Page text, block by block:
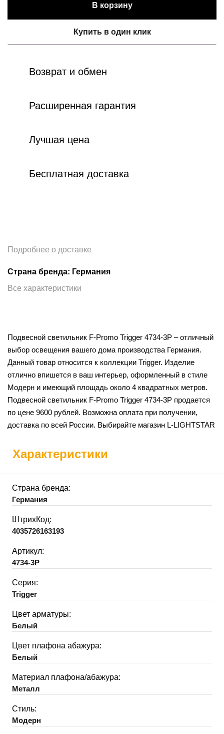
В корзину
Купить в один клик
Возврат и обмен
Расширенная гарантия
Лучшая цена
Бесплатная доставка
Подробнее о доставке
Страна бренда: Германия
Все характеристики
Подвесной светильник F-Promo Trigger 4734-3P – отличный
выбор освещения вашего дома производства Германия.
Данный товар относится к коллекции Trigger. Изделие
отлично впишется в ваш интерьер, оформленный в стиле
Модерн и имеющий площадь около 4 квадратных метров.
Подвесной светильник F-Promo Trigger 4734-3P продается
по цене 9600 рублей. Возможна оплата при получении,
доставка по всей России. Выбирайте магазин L-LIGHTSTAR
Характеристики
Страна бренда:
Германия
ШтрихКод:
4035726163193
Артикул:
4734-3P
Серия:
Trigger
Цвет арматуры:
Белый
Цвет плафона абажура:
Белый
Материал плафона/абажура:
Металл
Стиль:
Модерн